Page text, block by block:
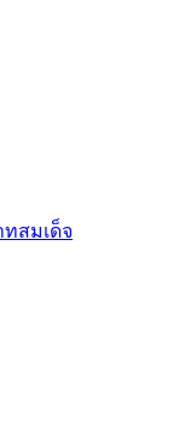
สมเด็จ